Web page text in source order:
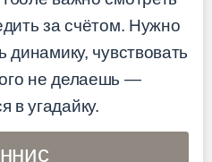
за счётом. Нужно
динамику, чувствовать
не делаешь —
в угадайку.